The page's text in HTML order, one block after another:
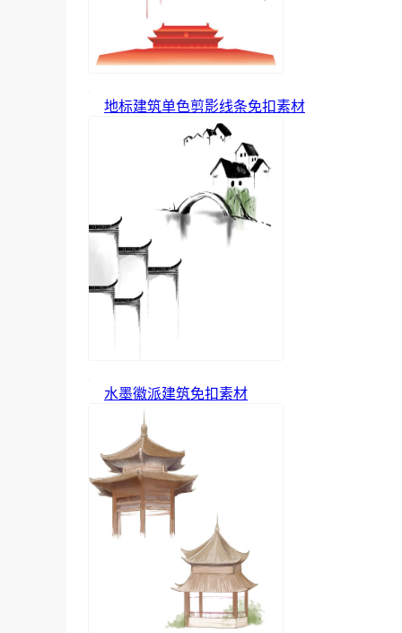
地标建筑单色剪影线条免扣素材
水墨徽派建筑免扣素材